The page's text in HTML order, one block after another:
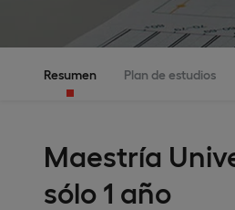
Resumen Plan de estudios
Maestría
sólo 1 año